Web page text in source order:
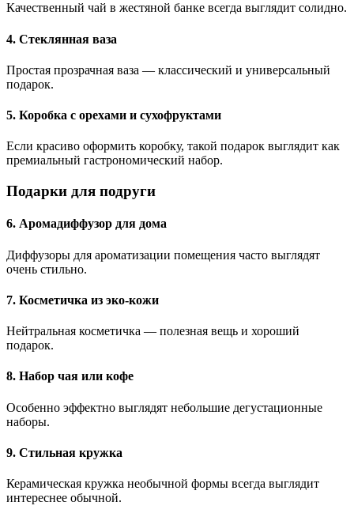
Качественный чай в жестяной банке всегда выглядит солидно.
4. Стеклянная ваза
Простая прозрачная ваза — классический и универсальный
подарок.
5. Коробка с орехами и сухофруктами
Если красиво оформить коробку, такой подарок выглядит как
премиальный гастрономический набор.
Подарки для подруги
6. Аромадиффузор для дома
Диффузоры для ароматизации помещения часто выглядят
очень стильно.
7. Косметичка из эко-кожи
Нейтральная косметичка — полезная вещь и хороший
подарок.
8. Набор чая или кофе
Особенно эффектно выглядят небольшие дегустационные
наборы.
9. Стильная кружка
Керамическая кружка необычной формы всегда выглядит
интереснее обычной.